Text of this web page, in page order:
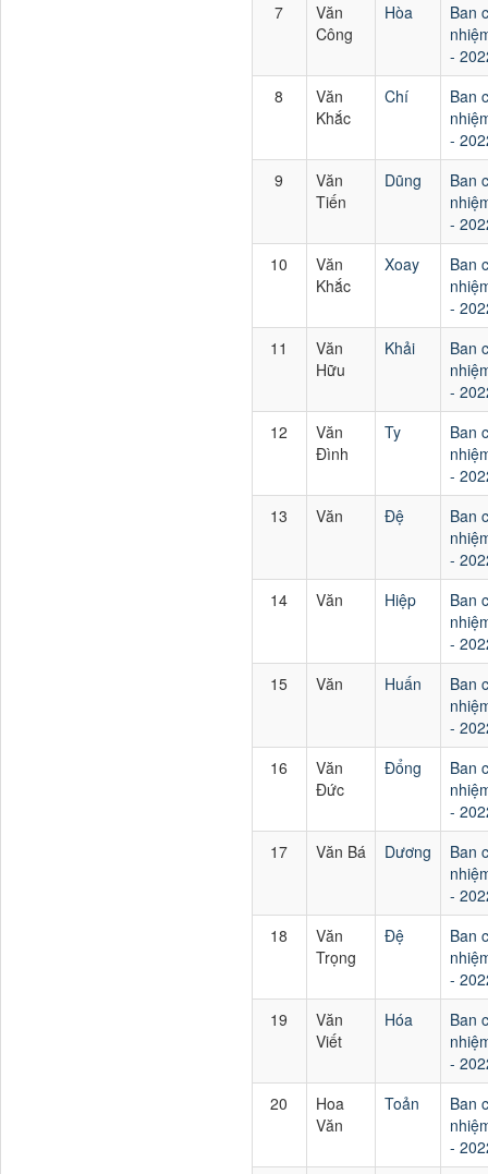
7
Văn
Công
Hòa
Ban
-
8
Văn
Khắc
Chí
Ban
-
9
Văn
Tiến
Dũng
Ban
-
10
Văn
Khắc
Xoay
Ban
-
11
Văn
Hữu
Khải
Ban
-
12
Văn
Đình
Ty
Ban
-
13
Văn Đệ
Ban
-
14
Văn Hiệp
Ban
-
15
Văn Huấn
Ban
-
16
Văn
Đức
Đổng
Ban
-
17
Văn Bá Dương
Ban
-
18
Văn
Trọng
Đệ
Ban
-
19
Văn
Viết
Hóa
Ban
-
20
Hoa
Văn
Toản
Ban
-